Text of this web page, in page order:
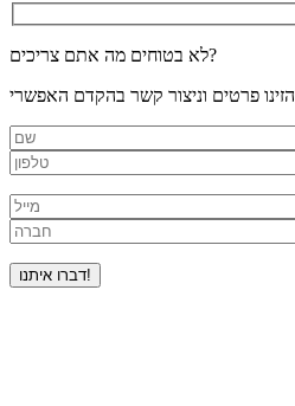
לא בטוחים מה אתם צריכים?
הזינו פרטים וניצור קשר בהקדם האפשרי